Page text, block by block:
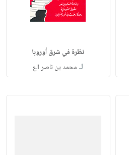
نظرة في شرق أوروبا
لـ محمد بن ناصر الع